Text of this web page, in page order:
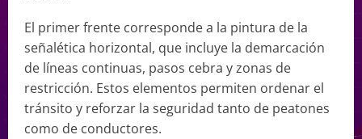
El primer frente corresponde a la pintura de la
señalética horizontal, que incluye la demarcación
de líneas continuas, pasos cebra y zonas de
restricción. Estos elementos permiten ordenar el
tránsito y reforzar la seguridad tanto de peatones
como de conductores.